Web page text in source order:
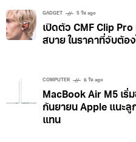
GADGET 5 วัน ago
เปิดตัว CMF Clip
สบาย ในราคาที่จับต้อง
COMPUTER 6 วัน ago
MacBook Air M5 เ
กันยายน Apple แนะลู
แทน